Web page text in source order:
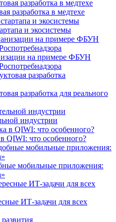
разработка в медтехе
и экосистемы
на примере ФБУН
разработка для реального
индустрии
QIWI: что особенного?
мобильные приложения:
ИТ-задачи для всех